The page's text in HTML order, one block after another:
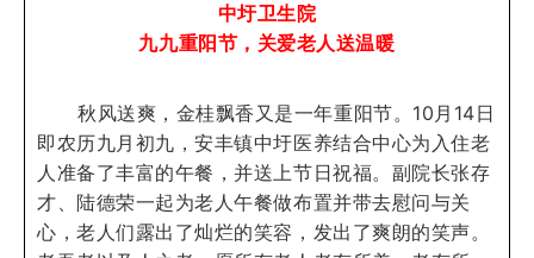
中圩卫生院
九九重阳节，关爱老人送温暖
秋风送爽，金桂飘香又是一年重阳节。10月14日
即农历九月初九，安丰镇中圩医养结合中心为入住老
人准备了丰富的午餐，并送上节日祝福。副院长张存
才、陆德荣一起为老人午餐做布置并带去慰问与关
心，老人们露出了灿烂的笑容，发出了爽朗的笑声。